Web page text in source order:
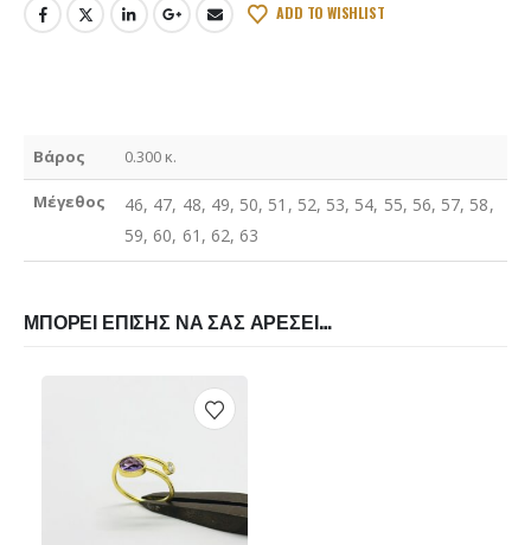
ADD TO WISHLIST
Βάρος 0.300 κ.
Μέγεθος
46, 47, 48, 49, 50, 51, 52, 53, 54, 55, 56, 57, 58,
59, 60, 61, 62, 63
ΜΠΟΡΕΊ ΕΠΊΣΗΣ ΝΑ ΣΑΣ ΑΡΈΣΕΙ…
380.00
Αυτό το προϊόν έχει πολλαπλές παραλλαγές. Οι επιλογές μπορούν να επιλεγούν στη σελίδα του προϊόντος